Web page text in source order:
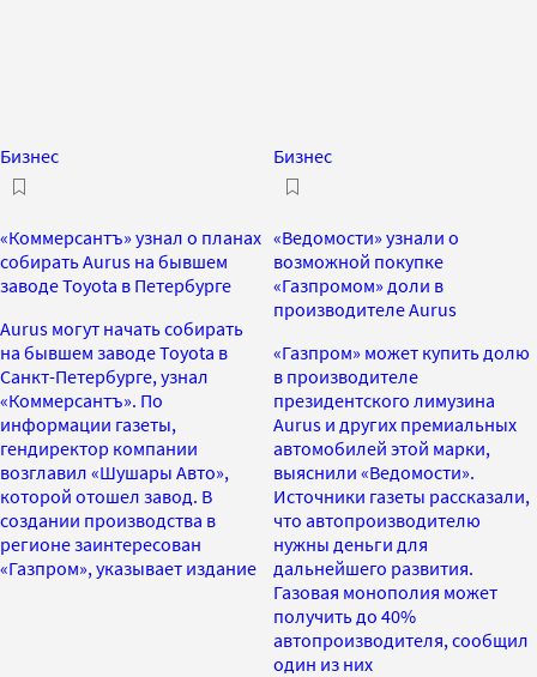
Бизнес
«Коммерсантъ» узнал о планах
собирать Aurus на бывшем
заводе Toyota в Петербурге
Aurus могут начать собирать
на бывшем заводе Toyota в
Санкт-Петербурге, узнал
«Коммерсантъ». По
информации газеты,
гендиректор компании
возглавил «Шушары Авто»,
которой отошел завод. В
создании производства в
регионе заинтересован
«Газпром», указывает издание
Бизнес
«Ведомости» узнали о
возможной покупке
«Газпромом» доли в
производителе Aurus
«Газпром» может купить долю
в производителе
президентского лимузина
Aurus и других премиальных
автомобилей этой марки,
выяснили «Ведомости».
Источники газеты рассказали,
что автопроизводителю
нужны деньги для
дальнейшего развития.
Газовая монополия может
получить до 40%
автопроизводителя, сообщил
один из них